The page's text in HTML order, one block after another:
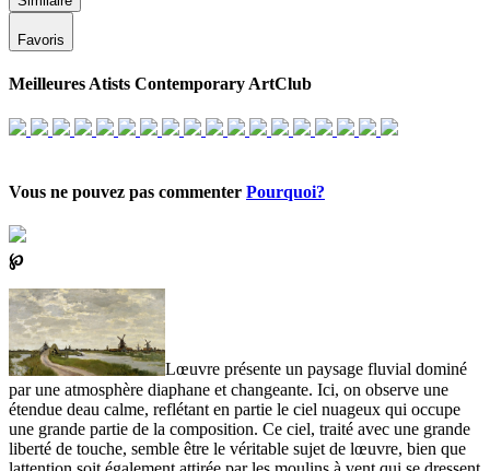
Favoris
Meilleures Atists Contemporary ArtClub
Vous ne pouvez pas commenter Pourquoi?
℘
Lœuvre présente un paysage fluvial dominé
par une atmosphère diaphane et changeante. Ici, on observe une
étendue deau calme, reflétant en partie le ciel nuageux qui occupe
une grande partie de la composition. Ce ciel, traité avec une grande
liberté de touche, semble être le véritable sujet de lœuvre, bien que